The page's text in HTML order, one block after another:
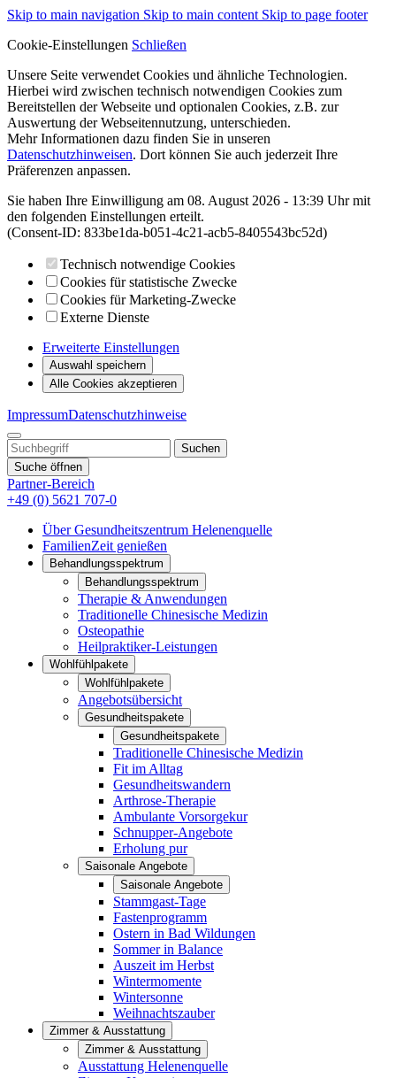
Skip to main navigation Skip to main content Skip to page footer
Cookie-Einstellungen Schließen
Unsere Seite verwendet Cookies und ähnliche Technologien.
Hierbei wird zwischen technisch notwendigen Cookies zum
Bereitstellen der Webseite und optionalen Cookies, z.B. zur
Auswertung der Webseitennutzung, unterschieden.
Mehr Informationen dazu finden Sie in unseren
Datenschutzhinweisen. Dort können Sie auch jederzeit Ihre
Präferenzen anpassen.
Sie haben Ihre Einwilligung am 08. August 2026 - 13:39 Uhr mit
den folgenden Einstellungen erteilt.
(Consent-ID: 833be1da-b051-4c21-acb5-8405543bc52d)
Technisch notwendige Cookies
Cookies für statistische Zwecke
Cookies für Marketing-Zwecke
Externe Dienste
Erweiterte Einstellungen
Auswahl speichern
Alle Cookies akzeptieren
ImpressumDatenschutzhinweise
Suche öffnen
Partner-Bereich
+49 (0) 5621 707-0
Über Gesundheitszentrum Helenenquelle
FamilienZeit genießen
Behandlungsspektrum
Behandlungsspektrum
Therapie & Anwendungen
Traditionelle Chinesische Medizin
Osteopathie
Heilpraktiker-Leistungen
Wohlfühlpakete
Wohlfühlpakete
Angebotsübersicht
Gesundheitspakete
Gesundheitspakete
Traditionelle Chinesische Medizin
Fit im Alltag
Gesundheitswandern
Arthrose-Therapie
Ambulante Vorsorgekur
Schnupper-Angebote
Erholung pur
Saisonale Angebote
Saisonale Angebote
Stammgast-Tage
Fastenprogramm
Ostern in Bad Wildungen
Sommer in Balance
Auszeit im Herbst
Wintermomente
Wintersonne
Weihnachtszauber
Zimmer & Ausstattung
Zimmer & Ausstattung
Ausstattung Helenenquelle